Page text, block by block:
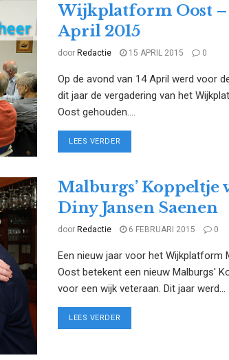
Wijkplatform Oost –
April 2015
door Redactie 15 APRIL 2015 0
Op de avond van 14 April werd voor
dit jaar de vergadering van het
Oost gehouden....
LEES VERDER
Malburgs’ Koppeltje
Diny Jansen Saenen
door Redactie 6 FEBRUARI 2015 0
Een nieuw jaar voor het Wijkplatform
Oost betekent een nieuw Malburgs'
voor een wijk veteraan. Dit jaar werd...
LEES VERDER